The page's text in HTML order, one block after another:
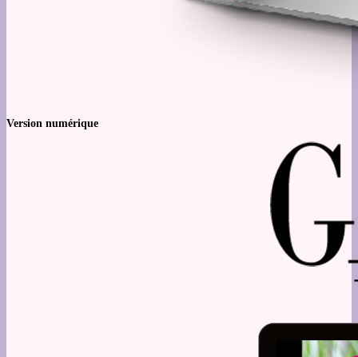
Version numérique